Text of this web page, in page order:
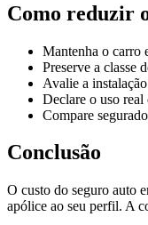
Como reduzir
Mantenha o carro
Preserve a classe
Avalie a
Declare o uso
Compare
Conclusão
O custo do seguro auto
apólice ao seu perfil. A